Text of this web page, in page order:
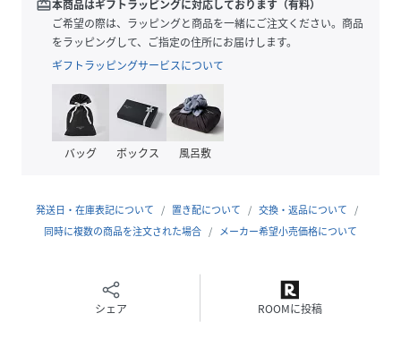
・深めのデザインで小顔効果もあり、夏のUV対策グッズとし
ておすすめ。
・ドローコードが付いているので、シーンに合わせてサイズ
調整可能?
・カラーは選べる５色展開♪コーディネートに取り入れやす
いカラーが揃っています！
■DETAIL
ード！
・おでかけの際、室内等で帽子が不要になった時は小さく畳
・肌触りも良く、肌にもやさしい日本製のコットン100％素
redeem本商品はギフトラッピングに対応しております（有料）
ご希望の際は、ラッピングと商品を一緒にご注文ください。商品
をラッピングして、ご指定の住所にお届けします。
ギフトラッピングサービスについて
バッグ ボックス 風呂敷
発送日・在庫表記について 置き配について
交換・返品について
同時に複数の商品を注文された場合
メーカー希望小売価格について
シェア ROOMに投稿